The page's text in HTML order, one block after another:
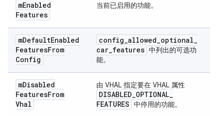
mEnabled
Features
当前已启用的功能。
mDefaultEnabled
FeaturesFrom
Config
config_allowed_optional_
car_features 中列出的可选功
能。
mDisabled
FeaturesFrom
Vhal
由 VHAL 指定要在 VHAL 属性
DISABLED_OPTIONAL_
FEATURES 中停用的功能。